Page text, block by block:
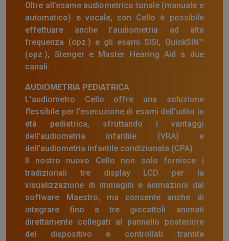
Oltre all’esame audiometrico tonale (manuale e
automatico) e vocale, con Cello è possibile
effettuare anche l’audiometria ad alta
frequenza (opz.) e gli esami SISI, QuickSIN™
(opz.), Stenger e Master Hearing Aid a due
canali.
AUDIOMETRIA PEDIATRICA
L'audiometro Cello offre una soluzione
flessibile per l'esecuzione di esami dell'udito in
età pediatrica, sfruttando i vantaggi
dell'audiometria infantile (VRA) e
dell'audiometria infantile condizionata (CPA).
Il nostro nuovo Cello non solo fornisce i
tradizionali tre display LCD per la
visualizzazione di immagini e animazioni dal
software Maestro, ma consente anche di
integrare fino a tre giocattoli animati
direttamente collegati al pannello posteriore
del dispositivo e controllati tramite